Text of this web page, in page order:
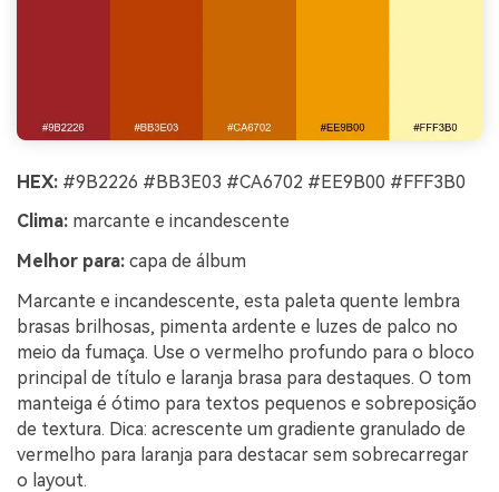
HEX: #9B2226 #BB3E03 #CA6702 #EE9B00 #FFF3B0
Clima: marcante e incandescente
Melhor para: capa de álbum
Marcante e incandescente, esta paleta quente lembra
brasas brilhosas, pimenta ardente e luzes de palco no
meio da fumaça. Use o vermelho profundo para o bloco
principal de título e laranja brasa para destaques. O tom
manteiga é ótimo para textos pequenos e sobreposição
de textura. Dica: acrescente um gradiente granulado de
vermelho para laranja para destacar sem sobrecarregar
o layout.